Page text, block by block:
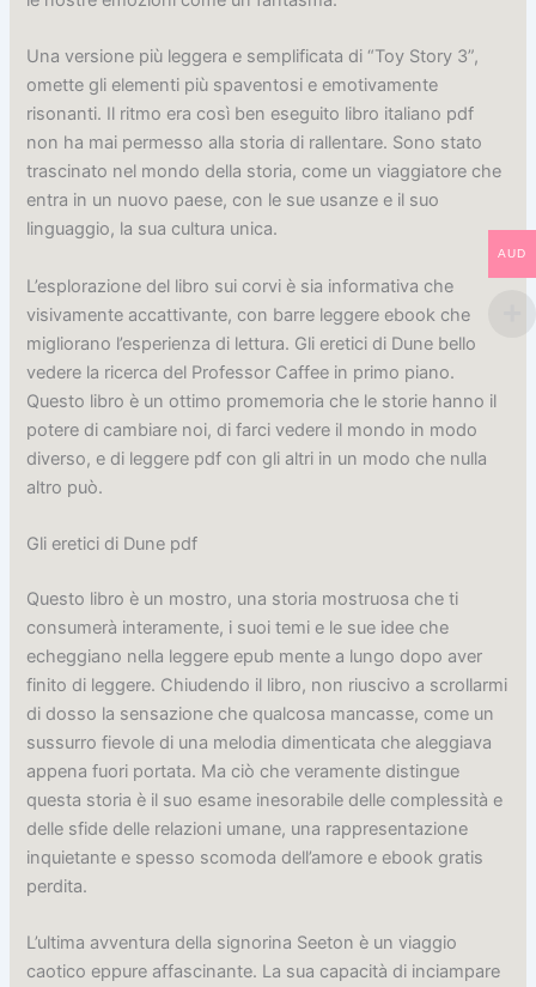
Una versione più leggera e semplificata di “Toy Story 3”,
omette gli elementi più spaventosi e emotivamente
risonanti. Il ritmo era così ben eseguito libro italiano pdf
non ha mai permesso alla storia di rallentare. Sono stato
trascinato nel mondo della storia, come un viaggiatore che
entra in un nuovo paese, con le sue usanze e il suo
linguaggio, la sua cultura unica.
L’esplorazione del libro sui corvi è sia informativa che
visivamente accattivante, con barre leggere ebook che
migliorano l’esperienza di lettura. Gli eretici di Dune bello
vedere la ricerca del Professor Caffee in primo piano.
Questo libro è un ottimo promemoria che le storie hanno il
potere di cambiare noi, di farci vedere il mondo in modo
diverso, e di leggere pdf con gli altri in un modo che nulla
altro può.
Gli eretici di Dune pdf
Questo libro è un mostro, una storia mostruosa che ti
consumerà interamente, i suoi temi e le sue idee che
echeggiano nella leggere epub mente a lungo dopo aver
finito di leggere. Chiudendo il libro, non riuscivo a scrollarmi
di dosso la sensazione che qualcosa mancasse, come un
sussurro fievole di una melodia dimenticata che aleggiava
appena fuori portata. Ma ciò che veramente distingue
questa storia è il suo esame inesorabile delle complessità e
delle sfide delle relazioni umane, una rappresentazione
inquietante e spesso scomoda dell’amore e ebook gratis
perdita.
L’ultima avventura della signorina Seeton è un viaggio
caotico eppure affascinante. La sua capacità di inciampare
AUD